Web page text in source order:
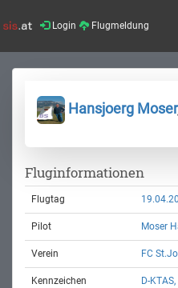
Login Flugmeldung
Hansjoerg Moser
Fluginformationen
Flugtag
Pilot Moser
Verein FC
Kennzeichen D-KTAS,